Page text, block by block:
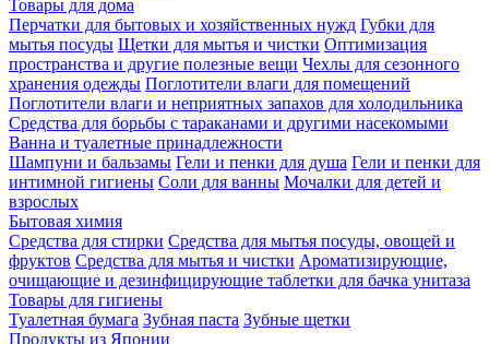
Товары для дома
Перчатки для бытовых и хозяйственных нужд Губки для
мытья посуды Щетки для мытья и чистки Оптимизация
пространства и другие полезные вещи Чехлы для сезонного
хранения одежды Поглотители влаги для помещений
Поглотители влаги и неприятных запахов для холодильника
Средства для борьбы с тараканами и другими насекомыми
Ванна и туалетные принадлежности
Шампуни и бальзамы Гели и пенки для душа Гели и пенки для
интимной гигиены Соли для ванны Мочалки для детей и
взрослых
Бытовая химия
Средства для стирки Средства для мытья посуды, овощей и
фруктов Средства для мытья и чистки Ароматизирующие,
очищающие и дезинфицирующие таблетки для бачка унитаза
Товары для гигиены
Туалетная бумага Зубная паста Зубные щетки
Продукты из Японии